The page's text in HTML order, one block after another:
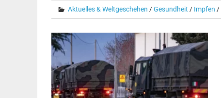
Aktuelles & Weltgeschehen /Gesundheit / Impfen /